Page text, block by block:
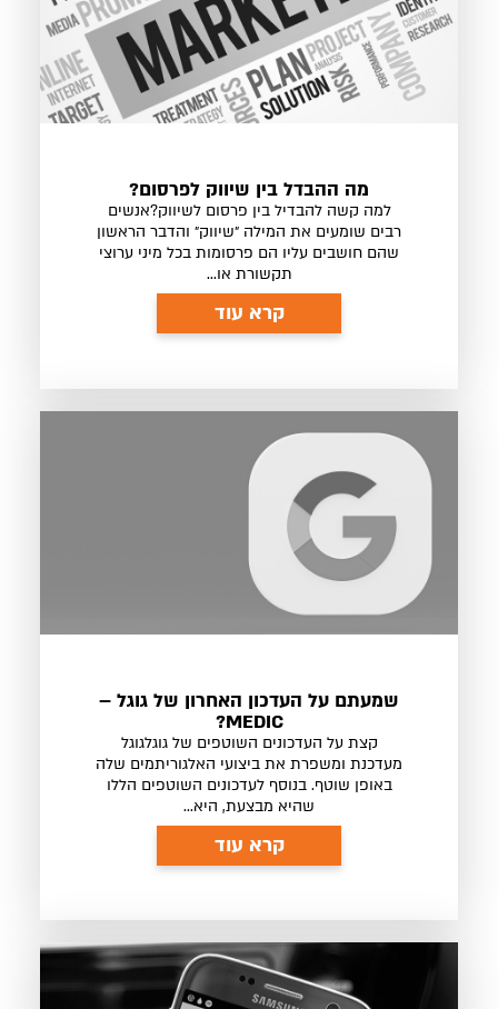
מה ההבדל בין שיווק לפרסום?
למה קשה להבדיל בין פרסום לשיווק?אנשים
רבים שומעים את המילה ״שיווק״ והדבר הראשון
שהם חושבים עליו הם פרסומות בכל מיני ערוצי
תקשורת או...
קרא עוד
שמעתם על העדכון האחרון של גוגל –
MEDIC?
קצת על העדכונים השוטפים של גוגלגוגל
מעדכנת ומשפרת את ביצועי האלגוריתמים שלה
באופן שוטף. בנוסף לעדכונים השוטפים הללו
שהיא מבצעת, היא...
קרא עוד